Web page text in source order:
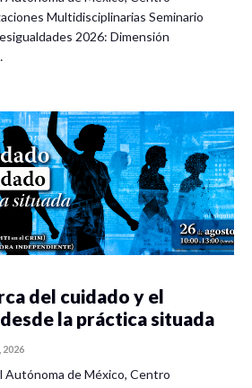
Multidisciplinarias Seminario
2026: Dimensión
del cuidado y el
la práctica situada
2026
Autónoma de México, Centro